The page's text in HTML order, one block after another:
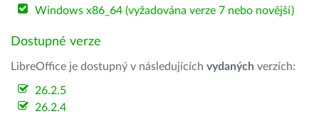
Windows x86_64 (vyžadována verze 7 nebo novější)
Dostupné verze
LibreOffice je dostupný v následujících vydaných verzích:
26.2.5
26.2.4